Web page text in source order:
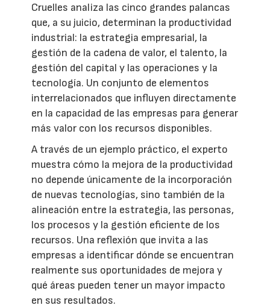
Cruelles analiza las cinco grandes palancas
que, a su juicio, determinan la productividad
industrial: la estrategia empresarial, la
gestión de la cadena de valor, el talento, la
gestión del capital y las operaciones y la
tecnología. Un conjunto de elementos
interrelacionados que influyen directamente
en la capacidad de las empresas para generar
más valor con los recursos disponibles.
A través de un ejemplo práctico, el experto
muestra cómo la mejora de la productividad
no depende únicamente de la incorporación
de nuevas tecnologías, sino también de la
alineación entre la estrategia, las personas,
los procesos y la gestión eficiente de los
recursos. Una reflexión que invita a las
empresas a identificar dónde se encuentran
realmente sus oportunidades de mejora y
qué áreas pueden tener un mayor impacto
en sus resultados.